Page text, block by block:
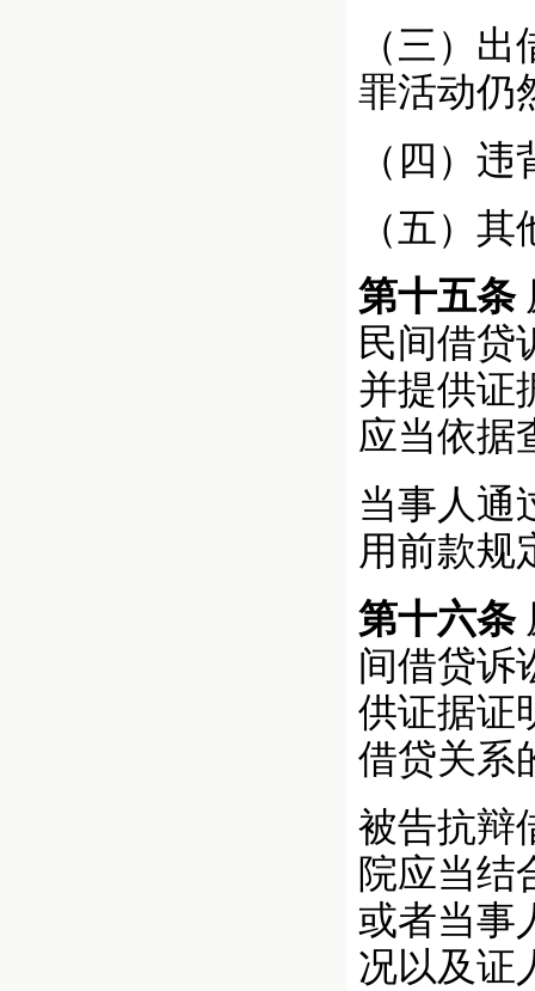
（三）
罪活动仍
（四）
（五）
第十五条
民间借贷
并提供证
应当依据
当事人通
用前款规
第十六条
间借贷诉
供证据证
借贷关系
被告抗辩
院应当结
或者当事
况以及证